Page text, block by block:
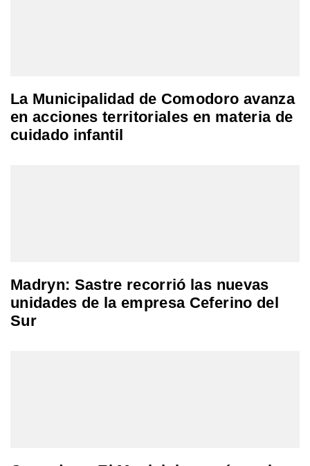
La Municipalidad de Comodoro avanza
en acciones territoriales en materia de
cuidado infantil
Madryn: Sastre recorrió las nuevas
unidades de la empresa Ceferino del
Sur